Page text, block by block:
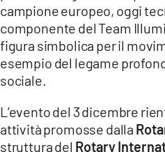
campione europeo, oggi
componente del Team
figura simbolica per il
esempio del legame
sociale.
L’evento del 3 dicembre
attività promosse dalla
struttura del Rotary